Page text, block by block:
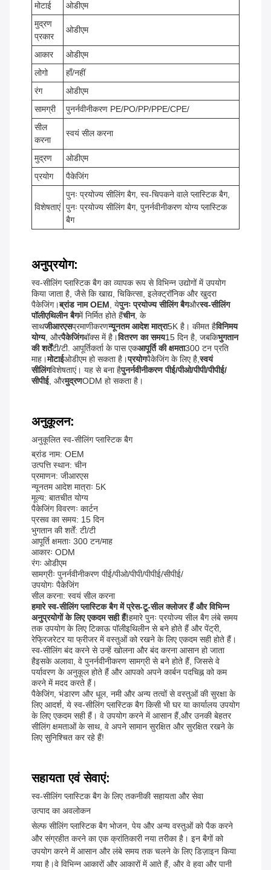
मोटाई
ओडीएम
मुद्रण
प्रकार
ओडीएम
आकार
ओडीएम
लोगो
हाँ/नहीं
रंग
ओडीएम
सामग्री
पुनर्नवीनीकरण PE/PO/PP/PPE/CPE/
सील
करना
स्वयं सील करना
मुद्रण
ओडीएम
प्रयोग
पैकेजिंग
विशेषताएं
पुनः प्रयोज्य सीलिंग बैग, स्व-चिपकने वाले प्लास्टिक बैग,
पुनः प्रयोज्य सीलिंग बैग, पुनर्नवीनीकरण योग्य प्लास्टिक
बैग
अनुप्रयोग:
स्व-सीलिंग प्लास्टिक बैग का व्यापक रूप से विभिन्न उद्योगों में उपयोग
किया जाता है, जैसे कि खाद्य, चिकित्सा, इलेक्ट्रॉनिक और खुदरा
पैकेजिंग।ब्रांड नाम OEM, येपुनः प्रयोज्य सीलिंग बैगऔरस्व-सीलिंग
पॉलीएथिलीन बैगमें निर्मित होते हैंचीन, के
साथजीआरएसप्रमाणीकरणन्यूनतम आदेश मात्रा5K है। कीमत हैविनिमय
योग्य, औरपैकेजिंगबॉक्स में है।वितरण का समय15 दिन है, जबकिभुगतान
की शर्तेंटी/टी. आपूर्तिकर्ता के पास एकआपूर्ति की क्षमता300 टन प्रति
माह।मोटाईओडीएम हो सकता है।प्रयोगपैकेजिंग के लिए है,स्वयं
सीलिंगविशेषताएं। यह से बना हैपुनर्नवीनीकरण पीई/पीओ/पीपी/पीपीई/
सीपीई, औरमुद्रणODM हो सकता है।
अनुकूलन:
अनुकूलित स्व-सीलिंग प्लास्टिक बैग
ब्रांड नाम: OEM
उत्पत्ति स्थान: चीन
प्रमाणन: जीआरएस
न्यूनतम आदेश मात्राः 5K
मूल्य: बातचीत योग्य
पैकेजिंग विवरणः कार्टन
प्रसव का समय: 15 दिन
भुगतान की शर्तें: टी/टी
आपूर्ति क्षमताः 300 टन/माह
आकारः ODM
रंगः ओडीएम
सामग्रीः पुनर्नवीनीकरण पीई/पीओ/पीपी/पीपीई/सीपीई/
उपयोगः पैकेजिंग
सील करना: स्वयं सील करना
हमारे स्व-सीलिंग प्लास्टिक बैग में प्रेस-टू-सील क्लोजर हैं और विभिन्न
अनुप्रयोगों के लिए एकदम सही हैं!हमारे पुनः प्रयोज्य सील बैग लंबे समय
तक उपयोग के लिए टिकाऊ पॉलीइथिलीन से बने होते हैं और पेंट्री,
रेफ्रिजरेटर या फ्रीजर में वस्तुओं को रखने के लिए एकदम सही होते हैं।
स्व-सीलिंग बंद करने से उन्हें खोलना और बंद करना आसान हो जाता
हैइसके अलावा, वे पुनर्नवीनीकरण सामग्री से बने होते हैं, जिससे वे
पर्यावरण के अनुकूल होते हैं और आपको अपने कार्बन पदचिह्न को कम
करने में मदद करते हैं।
पैकेजिंग, भंडारण और धूल, नमी और अन्य तत्वों से वस्तुओं की सुरक्षा के
लिए आदर्श, ये स्व-सीलिंग प्लास्टिक बैग किसी भी घर या कार्यालय उपयोग
के लिए एकदम सही हैं। वे उपयोग करने में आसान हैं,और उनकी बेहतर
सीलिंग क्षमताओं के साथ, वे अपने सामान सुरक्षित और सुरक्षित रखने के
लिए सुनिश्चित कर रहे हैं!
सहायता एवं सेवाएं:
स्व-सीलिंग प्लास्टिक बैग के लिए तकनीकी सहायता और सेवा
उत्पाद का अवलोकन
सेल्फ सीलिंग प्लास्टिक बैग भोजन, पेय और अन्य वस्तुओं को पैक करने
और संग्रहीत करने का एक क्रांतिकारी नया तरीका है। इन बैगों को
उपयोग करने में आसान और लंबे समय तक चलने के लिए डिज़ाइन किया
गया है।वे विभिन्न आकारों और आकारों में आते हैं, और वे हवा और पानी